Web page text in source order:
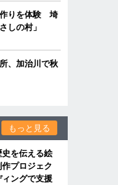
作りを体験 埼
しの村」
、加治川で秋
もっと見る
を伝える絵
プロジェク
ングで支援